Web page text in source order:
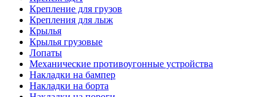
Крепление для грузов
Крепления для лыж
Крылья
Крылья грузовые
Лопаты
Механические противоугонные устройства
Накладки на бампер
Накладки на борта